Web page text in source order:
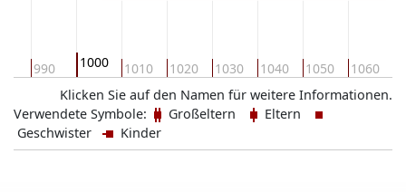
990 1000 1010 1020 1030 1040 1050 1060
Klicken Sie auf den Namen für weitere Informationen.
Verwendete Symbole:
Großeltern
Eltern
Geschwister
Kinder